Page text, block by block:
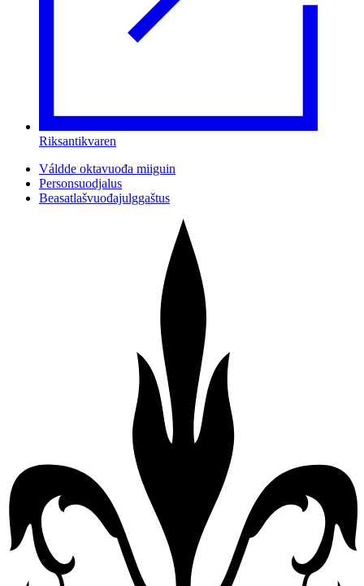
Riksantikvaren
Váldde oktavuođa miiguin
Personsuodjalus
Beasatlašvuođajulggaštus